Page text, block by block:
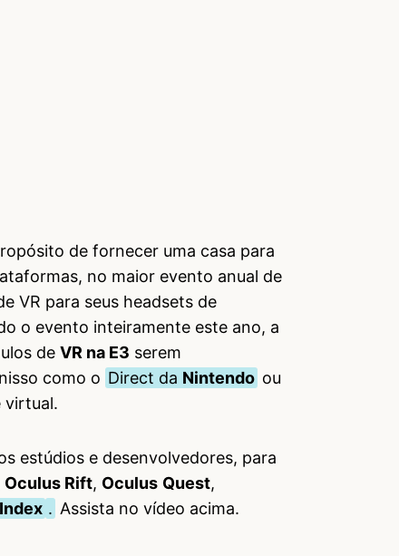
de fornecer uma casa para
no maior evento anual de
VR para seus headsets de
o evento inteiramente este ano, a
de VR na E3 serem
como o Direct da Nintendo ou
virtual.
estúdios e desenvolvedores, para
Oculus Rift, Oculus Quest,
. Assista no vídeo acima.